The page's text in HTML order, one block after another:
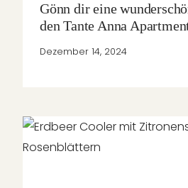
Gönn dir eine
den Tante Anna
Dezember 14, 2024